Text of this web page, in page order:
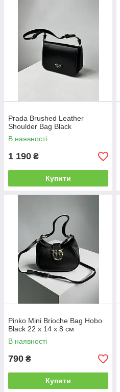
Prada Brushed Leather
Shoulder Bag Black
В наявності
1 190 ₴
Купити
Pinko Mini Brioche Bag Hobo
Black 22 x 14 x 8 см
В наявності
790 ₴
Купити